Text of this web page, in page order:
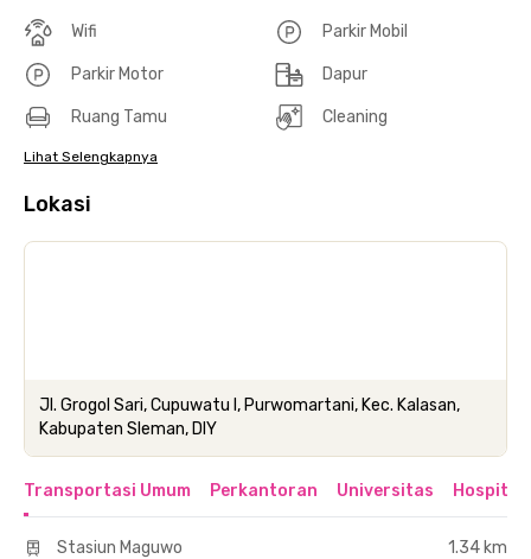
Wifi Parkir Mobil
Parkir Motor Dapur
Ruang Tamu Cleaning
Lihat Selengkapnya
Lokasi
Jl. Grogol Sari, Cupuwatu I, Purwomartani, Kec. Kalasan,
Kabupaten Sleman, DIY
Transportasi Umum Perkantoran Universitas Hospital
Stasiun Maguwo 1.34 km